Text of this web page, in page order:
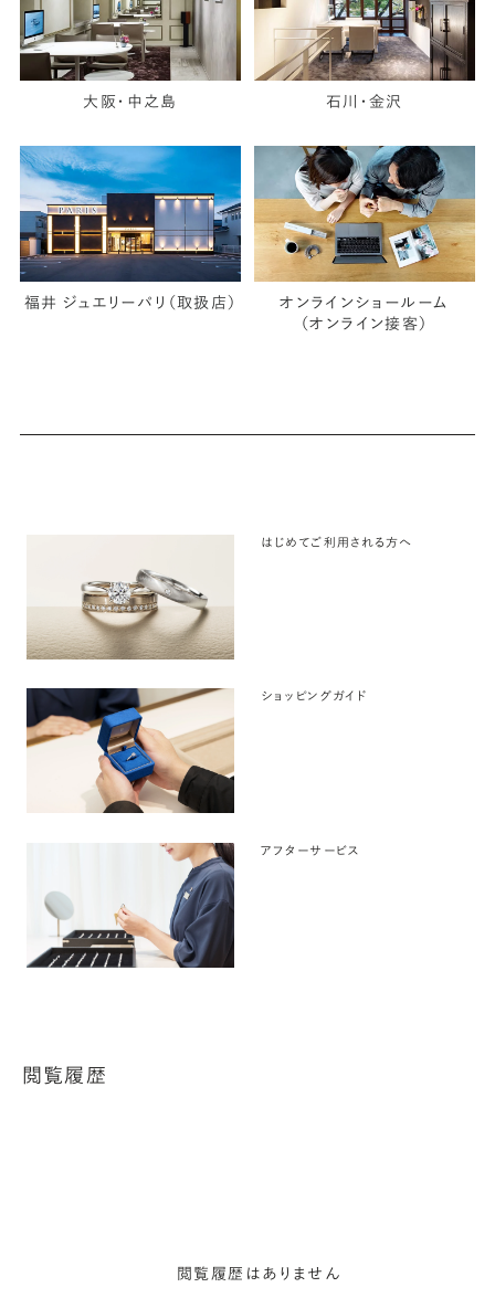
大阪・中之島 石川・金沢
福井 ジュエリーパリ（取扱店）
オンラインショールーム
（オンライン接客）
はじめてご利用される方へ
ショッピングガイド
アフターサービス
閲覧履歴
閲覧履歴はありません